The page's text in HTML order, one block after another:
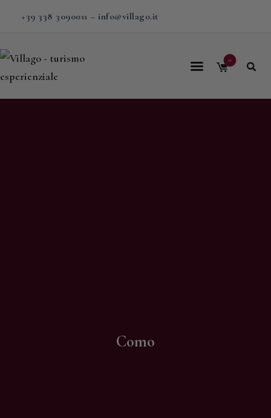
+39 338 3090011 – info@villago.it
0
Como
Home